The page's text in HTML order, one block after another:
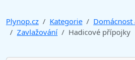
Plynop.cz Kategorie
Domácnost
Zavlažování
Hadicové přípojky